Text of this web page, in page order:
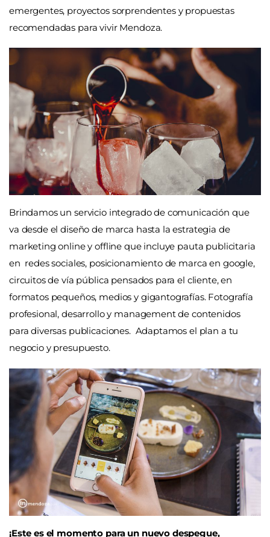
emergentes, proyectos sorprendentes y propuestas
recomendadas para vivir Mendoza.
Brindamos un servicio integrado de comunicación que
va desde el diseño de marca hasta la estrategia de
marketing online y offline que incluye pauta publicitaria
en redes sociales, posicionamiento de marca en google,
circuitos de vía pública pensados para el cliente, en
formatos pequeños, medios y gigantografías. Fotografía
profesional, desarrollo y management de contenidos
para diversas publicaciones. Adaptamos el plan a tu
negocio y presupuesto.
¡Este es el momento para un nuevo despegue,